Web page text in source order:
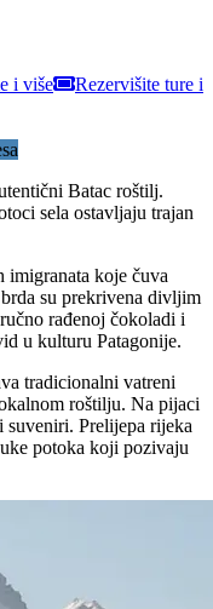
i više
Rezervišite ture i
Batac roštilj.
sela ostavljaju trajan
imigranata koje čuva
su prekrivena divljim
rađenoj čokoladi i
u kulturu Patagonije.
tradicionalni vatreni
roštilju. Na pijaci
suveniri. Prelijepa rijeka
potoka koji pozivaju